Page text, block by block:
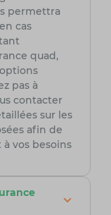
permettra
cas
quad,
pas à
contacter
sur les
afin de
vos besoins